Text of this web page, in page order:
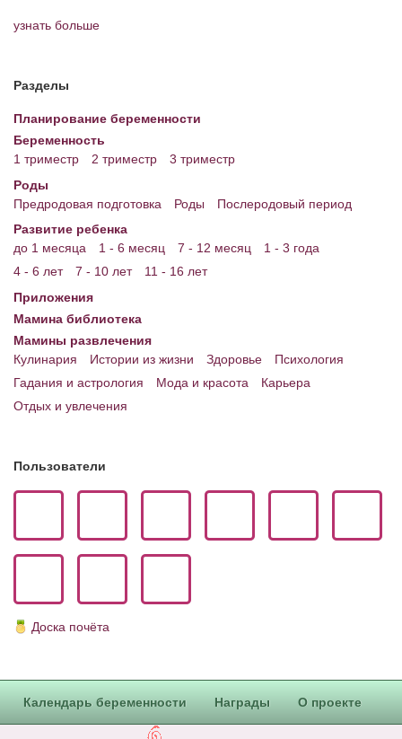
узнать больше
Разделы
Планирование беременности
Беременность
1 триместр
2 триместр
3 триместр
Роды
Предродовая подготовка
Роды
Послеродовый период
Развитие ребенка
до 1 месяца
1 - 6 месяц 7 - 12 месяц
1 - 3 года
4 - 6 лет
7 - 10 лет
11 - 16 лет
Приложения
Мамина библиотека
Мамины развлечения
Кулинария
Истории из жизни Здоровье
Психология
Гадания и астрология
Мода и красота
Карьера
Отдых и увлечения
Пользователи
Доска почёта
Календарь беременности Награды О проекте